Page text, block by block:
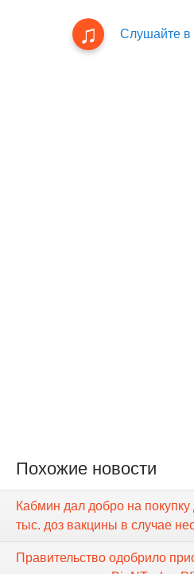
Слушайте в
Похожие новости
Кабмин дал добро на
тыс. доз вакцины в случае
Правительство одобрило